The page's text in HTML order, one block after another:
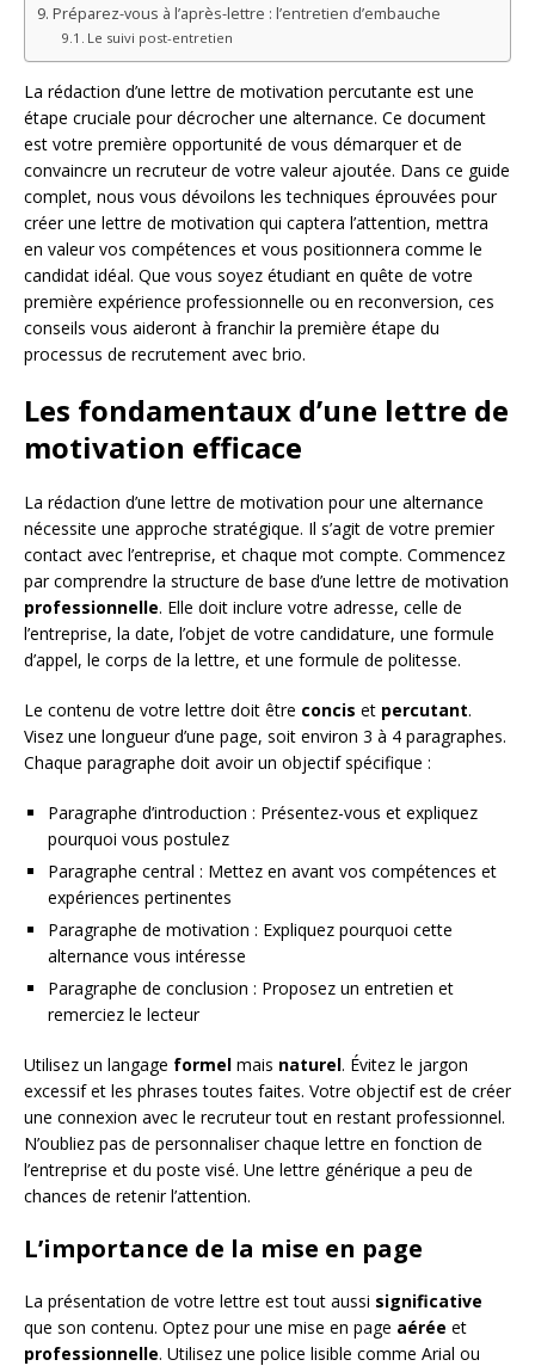
Préparez-vous à l’après-lettre : l’entretien d’embauche
Le suivi post-entretien
La rédaction d’une lettre de motivation percutante est une
étape cruciale pour décrocher une alternance. Ce document
est votre première opportunité de vous démarquer et de
convaincre un recruteur de votre valeur ajoutée. Dans ce guide
complet, nous vous dévoilons les techniques éprouvées pour
créer une lettre de motivation qui captera l’attention, mettra
en valeur vos compétences et vous positionnera comme le
candidat idéal. Que vous soyez étudiant en quête de votre
première expérience professionnelle ou en reconversion, ces
conseils vous aideront à franchir la première étape du
processus de recrutement avec brio.
Les fondamentaux d’une lettre de
motivation efficace
La rédaction d’une lettre de motivation pour une alternance
nécessite une approche stratégique. Il s’agit de votre premier
contact avec l’entreprise, et chaque mot compte. Commencez
par comprendre la structure de base d’une lettre de motivation
professionnelle. Elle doit inclure votre adresse, celle de
l’entreprise, la date, l’objet de votre candidature, une formule
d’appel, le corps de la lettre, et une formule de politesse.
Le contenu de votre lettre doit être concis et percutant.
Visez une longueur d’une page, soit environ 3 à 4 paragraphes.
Chaque paragraphe doit avoir un objectif spécifique :
Paragraphe d’introduction : Présentez-vous et expliquez
pourquoi vous postulez
Paragraphe central : Mettez en avant vos compétences et
expériences pertinentes
Paragraphe de motivation : Expliquez pourquoi cette
alternance vous intéresse
Paragraphe de conclusion : Proposez un entretien et
remerciez le lecteur
Utilisez un langage formel mais naturel. Évitez le jargon
excessif et les phrases toutes faites. Votre objectif est de créer
une connexion avec le recruteur tout en restant professionnel.
N’oubliez pas de personnaliser chaque lettre en fonction de
l’entreprise et du poste visé. Une lettre générique a peu de
chances de retenir l’attention.
L’importance de la mise en page
La présentation de votre lettre est tout aussi significative
que son contenu. Optez pour une mise en page aérée et
professionnelle. Utilisez une police lisible comme Arial ou